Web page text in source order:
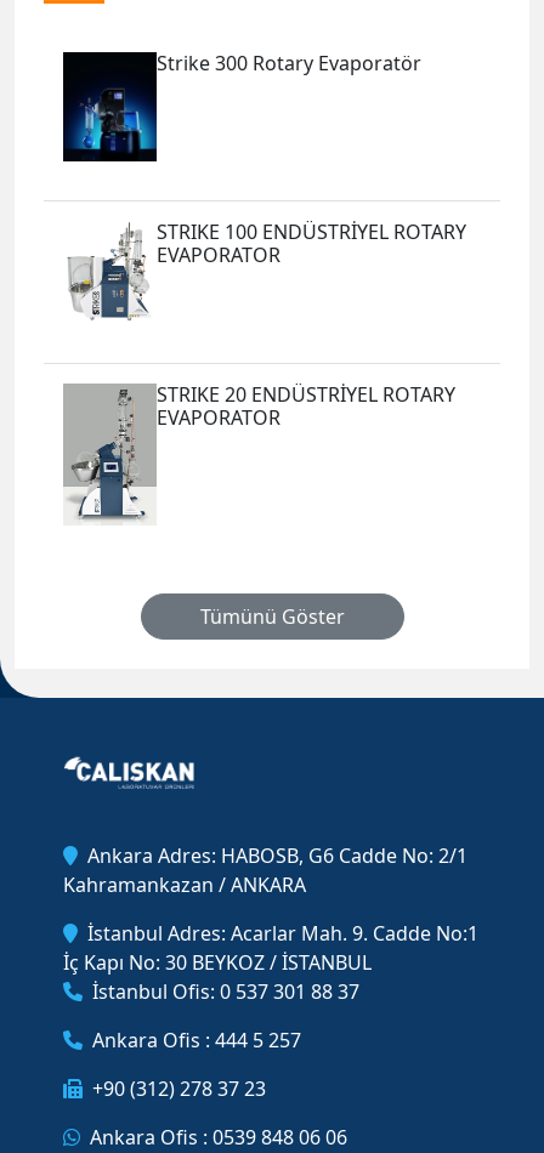
Strike 300 Rotary Evaporatör
STRIKE 100 ENDÜSTRİYEL ROTARY
EVAPORATOR
STRIKE 20 ENDÜSTRİYEL ROTARY
EVAPORATOR
Tümünü Göster
Ankara Adres: HABOSB, G6 Cadde No: 2/1
Kahramankazan / ANKARA
İstanbul Adres: Acarlar Mah. 9. Cadde No:1
İç Kapı No: 30 BEYKOZ / İSTANBUL
İstanbul Ofis: 0 537 301 88 37
Ankara Ofis : 444 5 257
+90 (312) 278 37 23
Ankara Ofis : 0539 848 06 06